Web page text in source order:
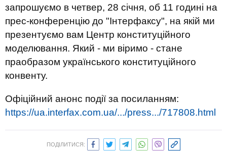
запрошуємо в четвер, 28 січня, об 11 годині на
прес-конференцію до "Інтерфаксу", на якій ми
презентуємо вам Центр конституційного
моделювання. Який - ми віримо - стане
праобразом українського конституційного
конвенту.
Офіційний анонс події за посиланням:
https://ua.interfax.com.ua/.../press.../717808.html
ПОДІЛИТИСЯ: